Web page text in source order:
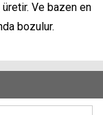
Ve bazen en
bozulur.